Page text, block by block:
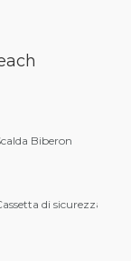
Biberon
di sicurezza